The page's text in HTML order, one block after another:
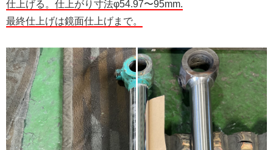
仕上げる。仕上がり寸法φ54.97〜95mm.
最終仕上げは鏡面仕上げまで。